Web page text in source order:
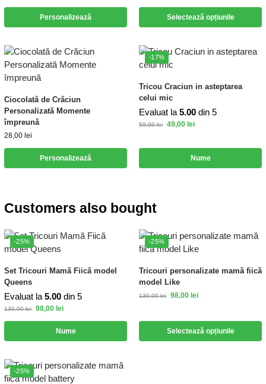
Personalizează Selectează opțiunile
Ciocolată de Crăciun
Personalizată Momente
împreună
28,00 lei
Personalizează
-17%
Tricou Craciun in asteptarea
celui mic
Evaluat la5.00 din 5
59,00lei 49,00 lei
Nume
Customers also bought
-25%
Set Tricouri Mamă Fiică model
Queens
Evaluat la 5.00 din 5
130,00lei 98,00 lei
Nume
-25%
Tricouri personalizate mamă fiică
model Like
130,00lei 98,00 lei
Selectează opțiunile
-25%